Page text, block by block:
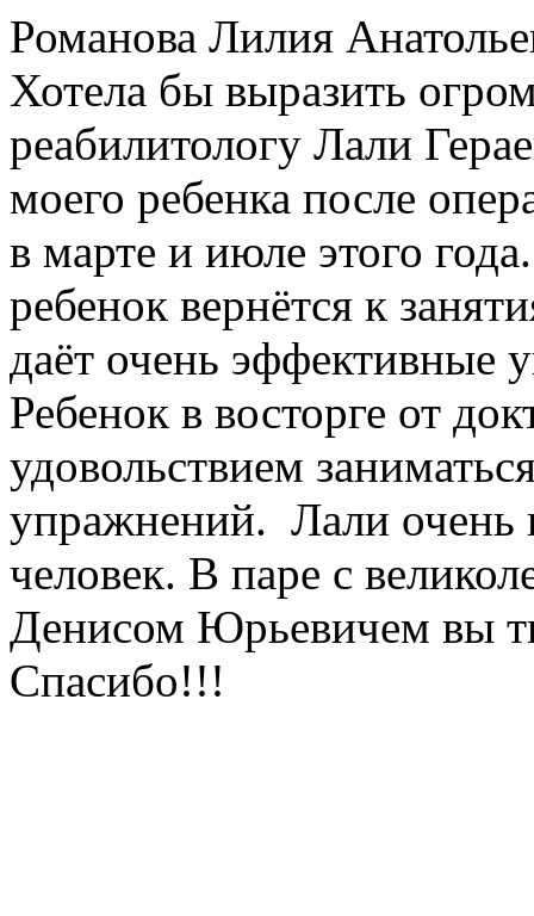
Романова Лилия
Хотела бы выразить
реабилитологу Лали
моего ребенка после
в марте и июле этого
ребенок вернётся к
даёт очень эффективные
Ребенок в восторге от
удовольствием
упражнений. Лали очень
человек. В паре с
Денисом Юрьевичем вы
Спасибо!!!